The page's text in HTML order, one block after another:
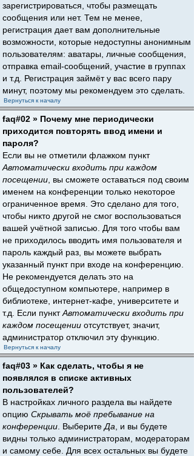
зарегистрироваться, чтобы размещать
сообщения или нет. Тем не менее,
регистрация дает вам дополнительные
возможности, которые недоступны анонимным
пользователям: аватары, личные сообщения,
отправка email-сообщений, участие в группах
и т.д. Регистрация займёт у вас всего пару
минут, поэтому мы рекомендуем это сделать.
Вернуться к началу
faq#02 » Почему мне периодически
приходится повторять ввод имени и
пароля?
Если вы не отметили флажком пункт
Автоматически входить при каждом
посещении , вы сможете оставаться под своим
именем на конференции только некоторое
ограниченное время. Это сделано для того,
чтобы никто другой не смог воспользоваться
вашей учётной записью. Для того чтобы вам
не приходилось вводить имя пользователя и
пароль каждый раз, вы можете выбрать
указанный пункт при входе на конференцию.
Не рекомендуется делать это на
общедоступном компьютере, например в
библиотеке, интернет-кафе, университете и
т.д. Если пунктАвтоматически входить при
каждом посещении отсутствует, значит,
администратор отключил эту функцию.
Вернуться к началу
faq#03 » Как сделать, чтобы я не
появлялся в списке активных
пользователей?
В настройках личного раздела вы найдете
опцию Скрывать моё пребывание на
конференции . Выберите Да , и вы будете
видны только администраторам, модераторам
и самому себе. Для всех остальных вы будете